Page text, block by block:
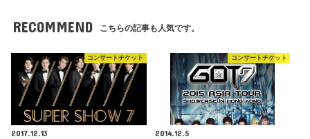
RECOMMEND こちらの記事も人気です。
コンサートチケット
2017.12.13
コンサートチケット
2014.12.5